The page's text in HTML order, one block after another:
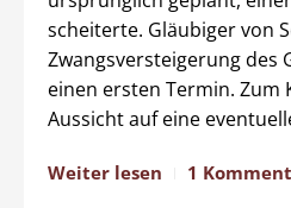
scheiterte. Gläubiger von
Zwangsversteigerung des
einen ersten Termin. Zum
Aussicht auf eine
Weiter lesen 1